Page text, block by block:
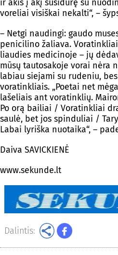
ir akis į akį susidūrę su
voreliai visiškai nekalti“, –
– Netgi naudingi: gaudo
penicilino žaliava.
liaudies medicinoje – jų
mūsų tautosakoje vorai nėra
labiau siejami su rudeniu,
voratinkliais. „Poetai net
lašeliais ant voratinklių.
Po orą bailiai / Voratinkliai
saulė, bet jos spinduliai /
Labai lyriška nuotaika“, –
Daiva SAVICKIENĖ
www.sekunde.lt
Dalintis: